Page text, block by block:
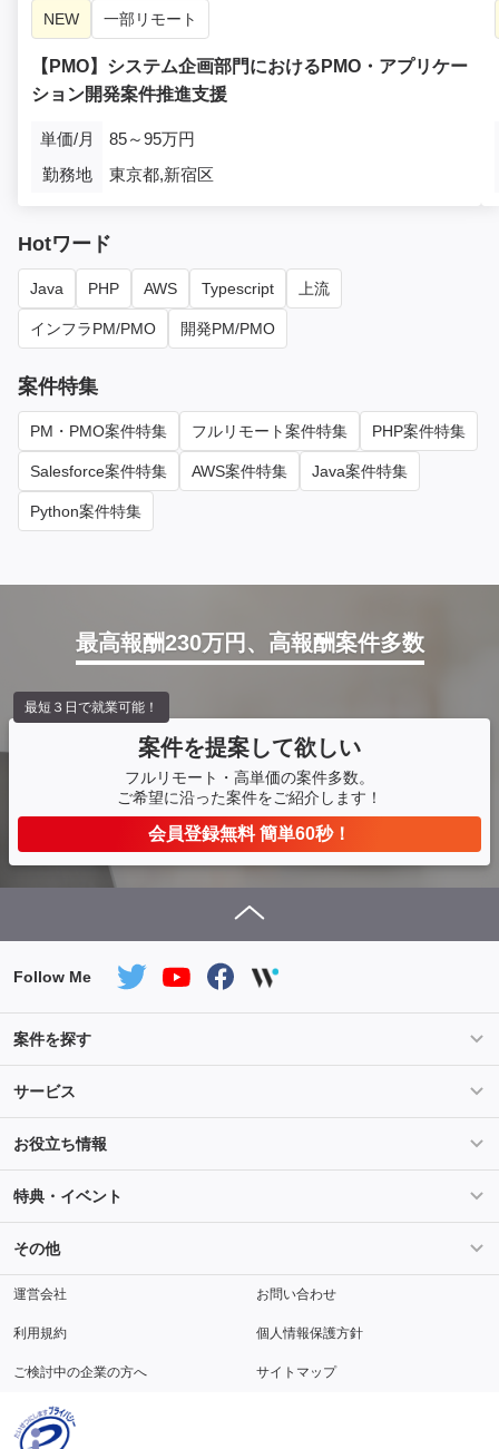
NEW 一部リモート
【PMO】システム企画部門におけるPMO・アプリケー
ション開発案件推進支援
単価/月
85～95万円
勤務地
東京都,新宿区
Hotワード
Java PHP AWS Typescript 上流
インフラPM/PMO 開発PM/PMO
案件特集
PM・PMO案件特集 フルリモート案件特集 PHP案件特集
Salesforce案件特集 AWS案件特集 Java案件特集
Python案件特集
最高報酬230万円、高報酬案件多数
案件を提案して欲しい
フルリモート・高単価の案件多数。
ご希望に沿った案件をご紹介します！
会員登録無料 簡単60秒！
最短３日で就業可能！
Follow Me
案件を探す
条件を指定して案件を探す
Salesforce案件特集 AWS案件特集
サービス
サービス紹介
ご登録から参画までの流れ フリーランスの声
お役立ち情報
ライフ
キャリア スキル・テクノロジー
特典・イベント
セミナー
その他
メディアパートナー 採用
運営会社 お問い合わせ
利用規約 個人情報保護方針
ご検討中の企業の方へ サイトマップ